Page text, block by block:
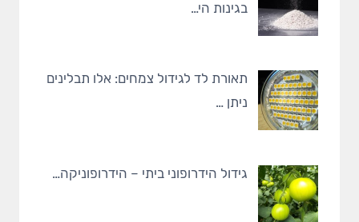
בגינות הי…
תאורת לד לגידול צמחים: אלו תבלינים
ניתן …
גידול הידרופוני ביתי – הידרופוניקה…